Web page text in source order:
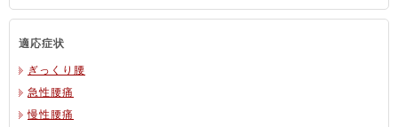
適応症状
ぎっくり腰
急性腰痛
慢性腰痛